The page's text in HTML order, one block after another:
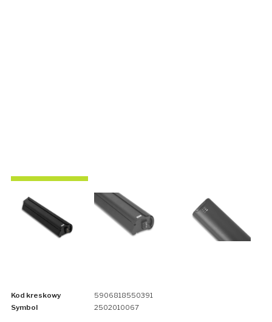
Kod kreskowy
5906818550391
Symbol
2502010067